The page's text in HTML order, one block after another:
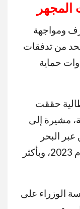
المجهر
ومواجهة
من تدفقات
حماية
حققت
مشيرة إلى
البحر
بنسبة وصلت إلى 80% مقارنة بعام 2023، وبأكثر
الوزراء على